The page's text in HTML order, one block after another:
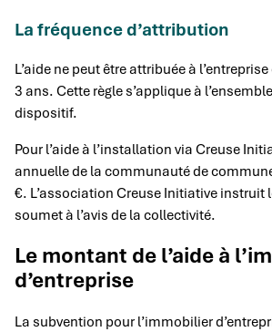
La fréquence d’attribution
L’aide ne peut être attribuée à
3 ans. Cette règle s’applique à
dispositif.
Pour l’aide à l’installation via Creuse
annuelle de la communauté de
€. L’association Creuse Initiative instruit
soumet à l’avis de la collectivité.
Le montant de l’aide à
d’entreprise
La subvention pour l’immobilier